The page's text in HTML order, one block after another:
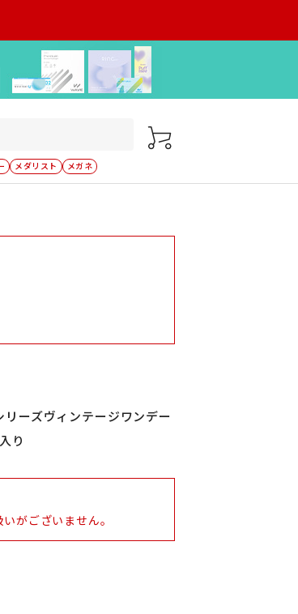
メダリスト メガネ
ーズヴィンテージワンデー
り
がございません。